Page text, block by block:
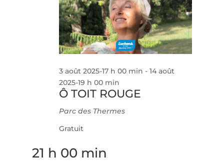
Ô TOIT ROUGE
3 août 2025-17 h 00 min -14 août
2025-19 h 00 min
Parc des Thermes
Gratuit
21 h 00 min